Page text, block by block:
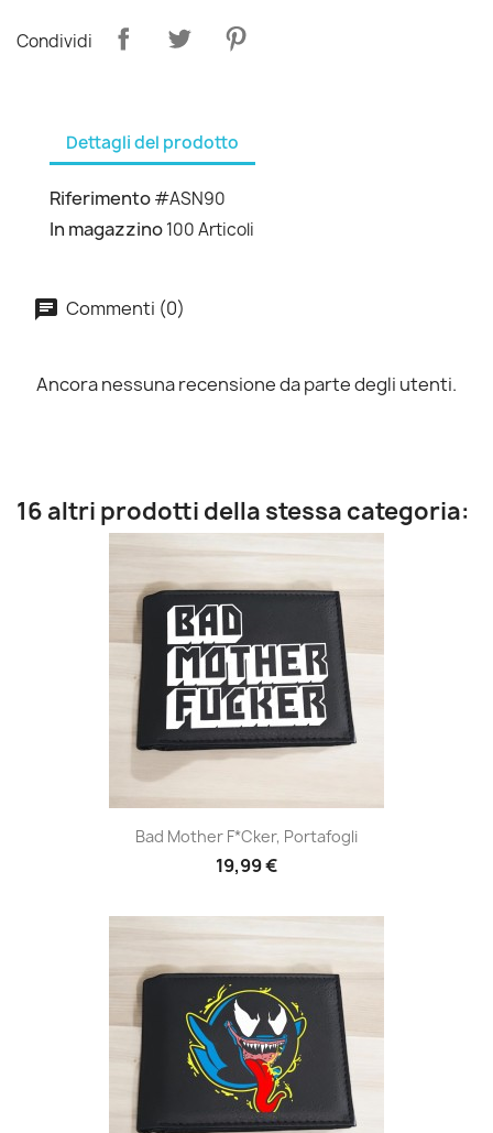
Condividi
Dettagli del prodotto
Riferimento#ASN90
In magazzino100 Articoli
Commenti (0)
Ancora nessuna recensione da parte degli utenti.
16 altri prodotti della stessa categoria:
Bad Mother F*cker, Portafogli
19,99 €